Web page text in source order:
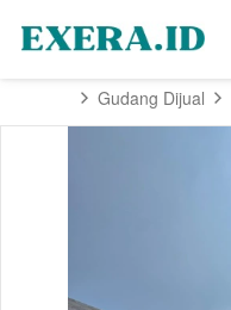
Gudang Dijual